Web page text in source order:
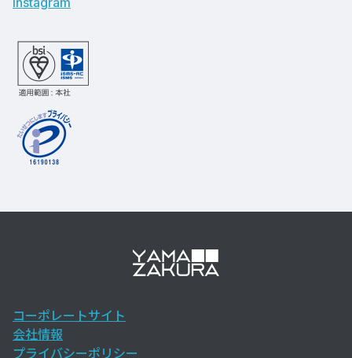
コーポレートサイト
会社情報
プライバシーポリシー